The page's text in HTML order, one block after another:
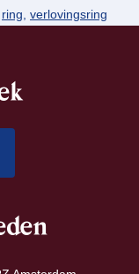
ring, verlovingsring